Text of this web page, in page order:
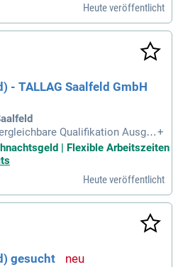
Messtechnik. Komm
da Sie regelmäßig mit
vor Ort arbeiten. Ein tec
uns wichtiger als eine formale
Ideale Kandidaten haben eine
oder Bauleiter und
Heute veröffentlicht
- TALLAG Saalfeld GmbH
Qualifikation Ausgep
Sozialkompetenz Lösungsorien
Denkansätze A
+
| Flexible Arbeitszeiten
Heute veröffentlicht
gesucht